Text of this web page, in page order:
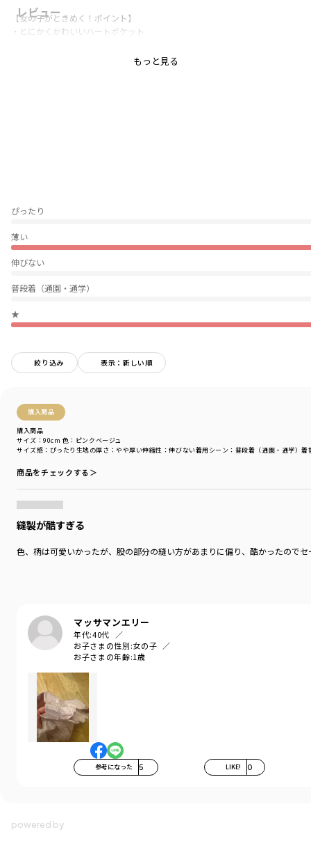
レビュー
ぴったり
薄い
伸びない
普段着（通園・通学）
★
絞り込み 表示：新しい順
購入商品
購入商品
サイズ感 ：ぴったり 生地の厚さ ：やや厚い伸縮性 ：伸びない着用シーン ：普段着（通園・通学）着
サイズ：90cm 色：ピンクベージュ
商品をチェックする＞
縫製が酷すぎる
色、柄は可愛いかったが、股の部分の縫い方があまりに偏り、酷かったので
マッサマンエリー
年代:40代
お子さまの性別:女の子
お子さまの年齢:1歳
参考になった 5 LIKE! 0
【女の子がときめく！ポイント】
・とにかくかわいいハートポケット
・ラクチンで動きやすいショートパンツ
毎日穿いて欲しいコットンキャンディショートパンツです♪
※ブラックはWEB限定カラーになります。
-----
透け感：なし
伸縮性：なし
着用イメージ/カラー：ブルー
サイズ：サイズ110
ブランド
シーズン
／ アウトレット
カラー
／その他カラー
もっと見る